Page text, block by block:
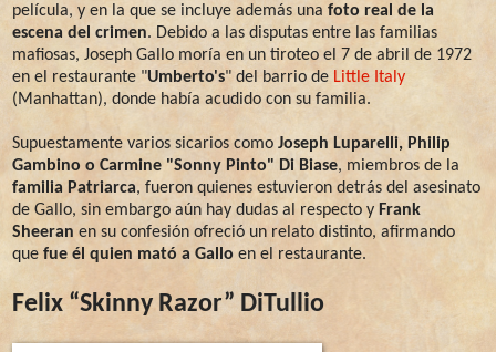
película, y en la que se incluye además una foto real de la
escena del crimen. Debido a las disputas entre las familias
mafiosas, Joseph Gallo moría en un tiroteo el 7 de abril de 1972
en el restaurante "Umberto's" del barrio de Little Italy
(Manhattan), donde había acudido con su familia.
Supuestamente varios sicarios como Joseph Luparelli, Philip
Gambino o Carmine "Sonny Pinto" Di Biase, miembros de la
familia Patriarca, fueron quienes estuvieron detrás del asesinato
de Gallo, sin embargo aún hay dudas al respecto y Frank
Sheeran en su confesión ofreció un relato distinto, afirmando
que fue él quien mató a Gallo en el restaurante.
Felix “Skinny Razor” DiTullio